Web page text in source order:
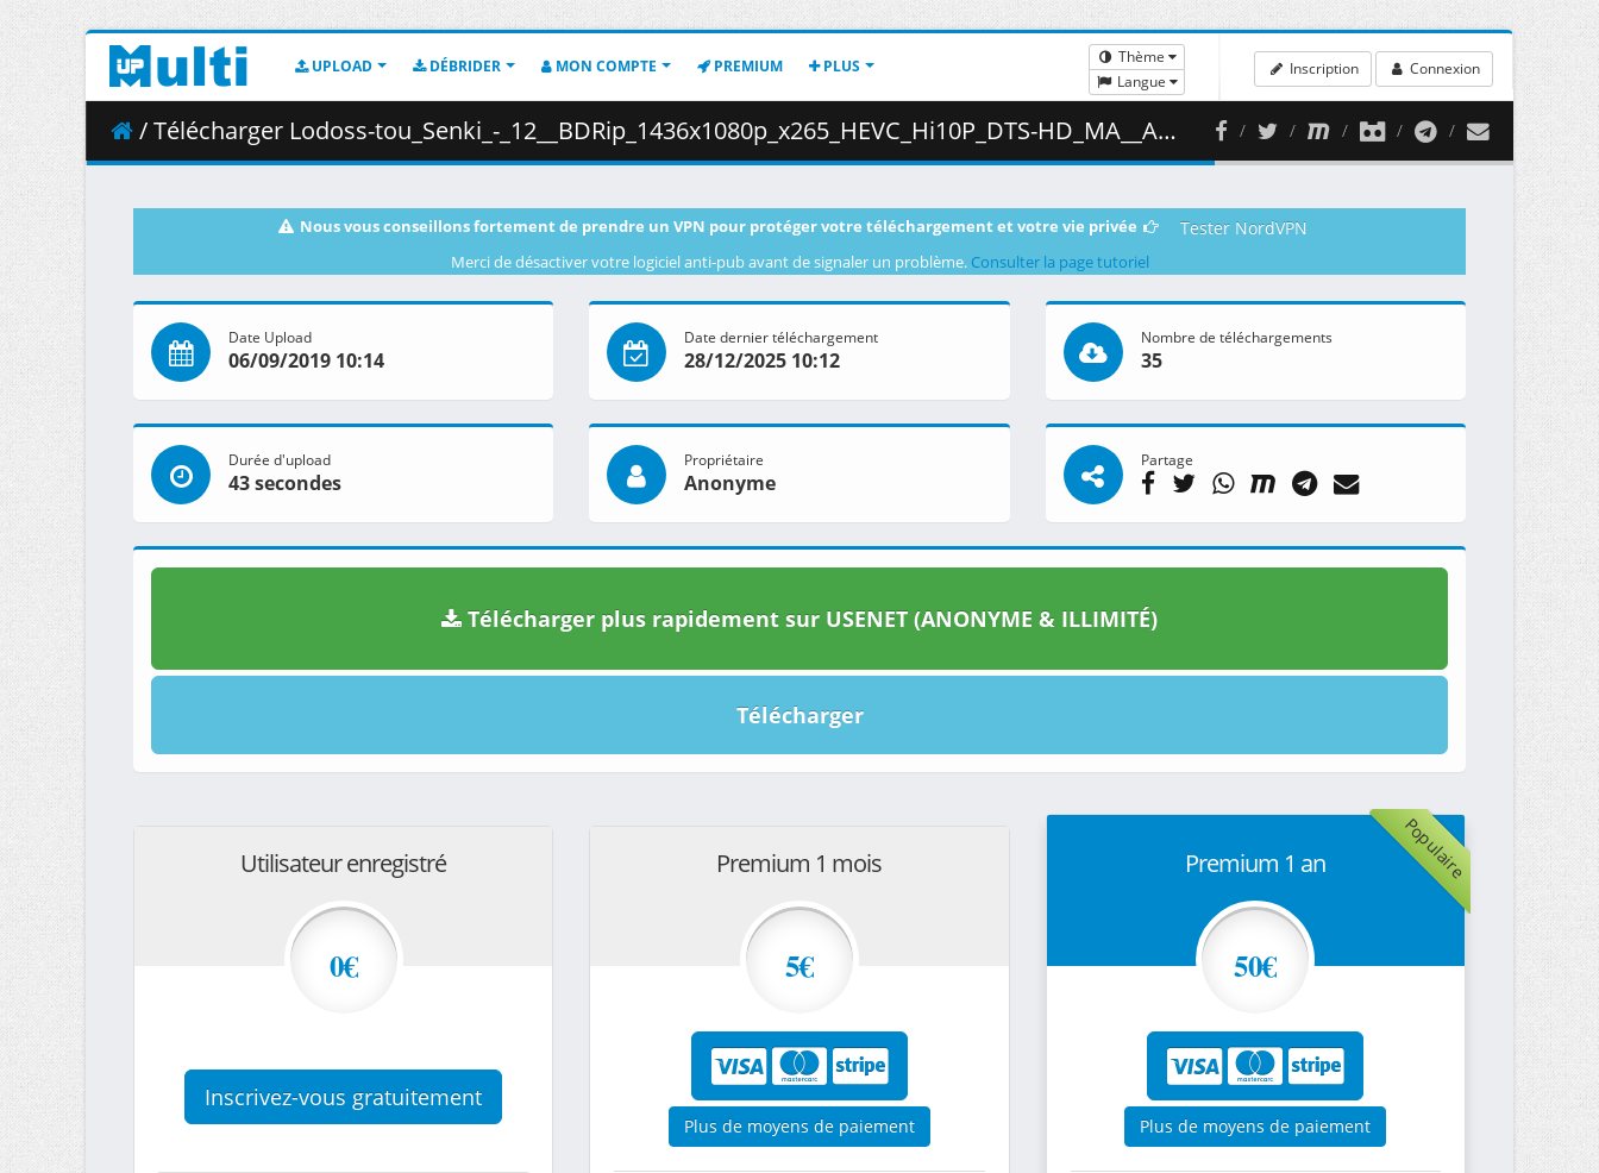
UPLOAD DÉBRIDER MON COMPTE PREMIUM PLUS
Thème
Langue
Inscription Connexion
/ Télécharger Lodoss-tou_Senki_-_12__BDRip_1436x1080p_x265_HEVC_Hi10P_DTS-HD_MA__AC3__Dual_Audio__sxales_.mkv.002 ( 258.19 MB )
Nous vous conseillons fortement de prendre un VPN pour protéger votre téléchargement et votre vie privée Tester NordVPN
Merci de désactiver votre logiciel anti-pub avant de signaler un problème. Consulter la page tutoriel
Date Upload
06/09/2019 10:14
Date dernier téléchargement
28/12/2025 10:12
Nombre de téléchargements
35
Durée d'upload
43 secondes
Propriétaire
Anonyme
Partage
Télécharger plus rapidement sur USENET (ANONYME & ILLIMITÉ)
Télécharger
Utilisateur enregistré
0€
Inscrivez-vous gratuitement
Premium 1 mois
5€
Plus de moyens de paiement
Populaire
Premium 1 an
50€
Plus de moyens de paiement